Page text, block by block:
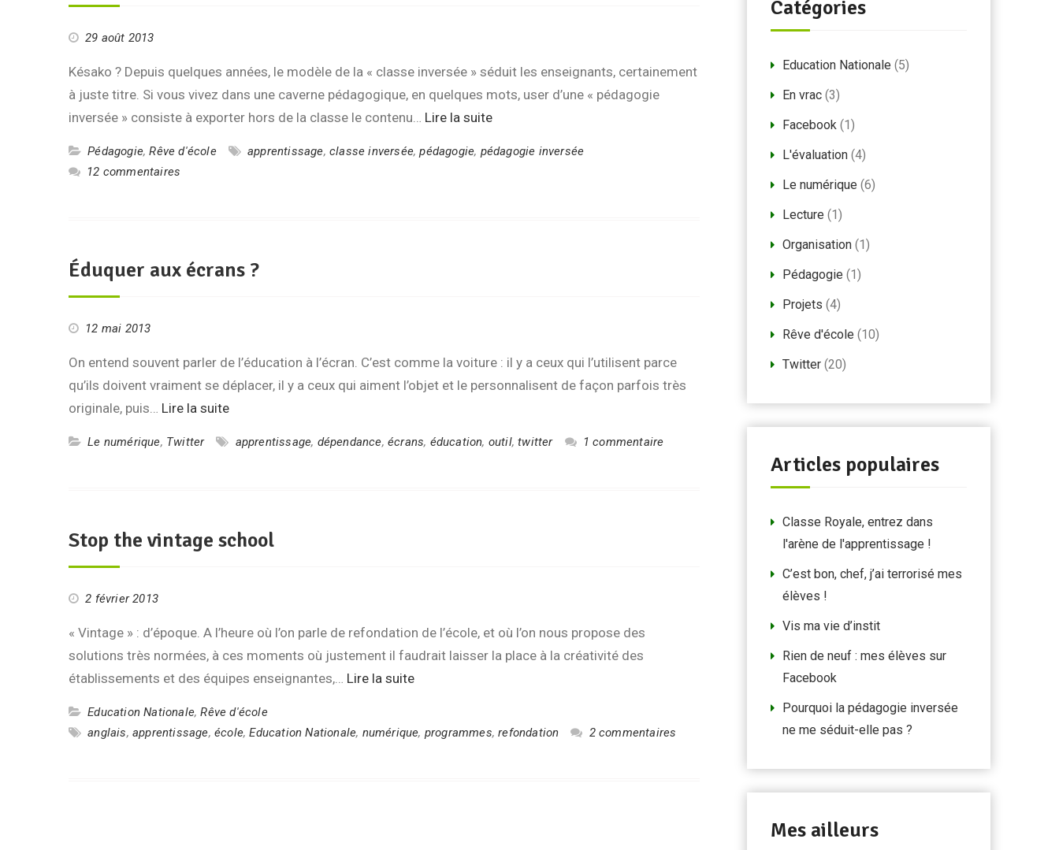
29 août 2013
Késako ? Depuis quelques années, le modèle de la « classe inversée » séduit les enseignants, certainement
à juste titre. Si vous vivez dans une caverne pédagogique, en quelques mots, user d’une « pédagogie
inversée » consiste à exporter hors de la classe le contenu… Lire la suite
Pédagogie,Rêve d'école apprentissage,classe inversée,pédagogie, pédagogie inversée
12 commentaires
Éduquer aux écrans ?
12 mai 2013
On entend souvent parler de l’éducation à l’écran. C’est comme la voiture : il y a ceux qui l’utilisent parce
qu’ils doivent vraiment se déplacer, il y a ceux qui aiment l’objet et le personnalisent de façon parfois très
originale, puis… Lire la suite
Le numérique, Twitter apprentissage, dépendance,écrans, éducation, outil,twitter 1 commentaire
Stop the vintage school
2 février 2013
« Vintage » : d’époque. A l’heure où l’on parle de refondation de l’école, et où l’on nous propose des
solutions très normées, à ces moments où justement il faudrait laisser la place à la créativité des
établissements et des équipes enseignantes,… Lire la suite
Education Nationale,Rêve d'école
anglais,apprentissage,école,Education Nationale, numérique, programmes,refondation 2 commentaires
Catégories
Education Nationale (5)
En vrac (3)
Facebook (1)
L'évaluation (4)
Le numérique (6)
Lecture (1)
Organisation (1)
Pédagogie (1)
Projets (4)
Rêve d'école (10)
Twitter (20)
Articles populaires
Classe Royale, entrez dans
l'arène de l'apprentissage !
C’est bon, chef, j’ai terrorisé mes
élèves !
Vis ma vie d’instit
Rien de neuf : mes élèves sur
Facebook
Pourquoi la pédagogie inversée
ne me séduit-elle pas ?
Mes ailleurs